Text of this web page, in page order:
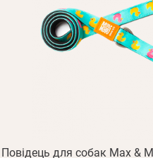
Повідець для собак Max &